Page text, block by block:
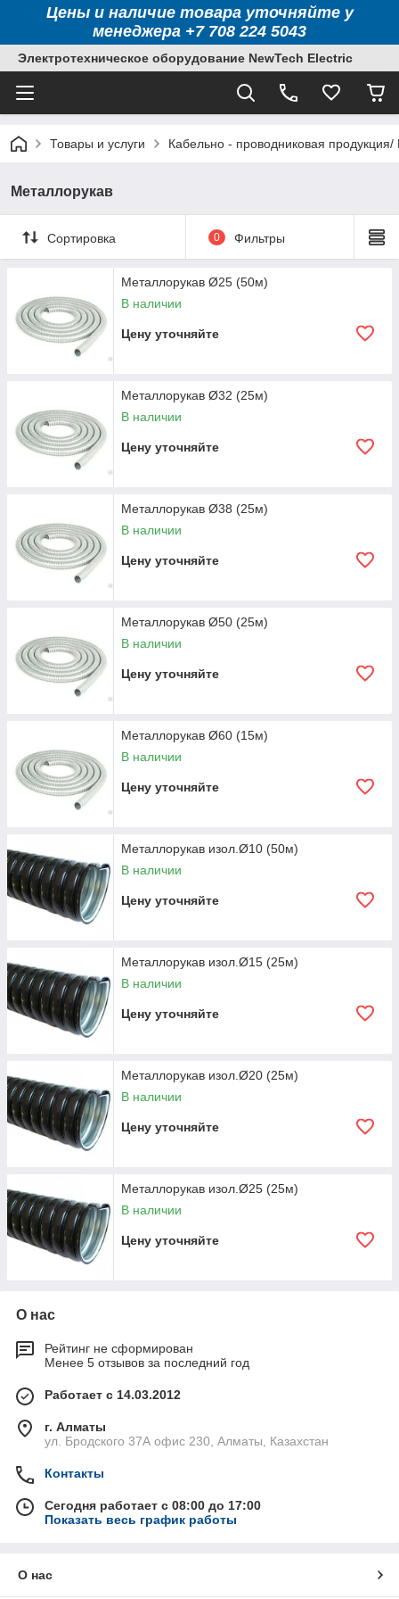
Цены и наличие товара уточняйте у
менеджера +7 708 224 5043
Электротехническое оборудование NewTech Electric
Товары и услуги Кабельно - проводниковая
Металлорукав
Сортировка 0 Фильтры
Металлорукав Ø25 (50м)
В наличии
Цену уточняйте
Металлорукав Ø32 (25м)
В наличии
Цену уточняйте
Металлорукав Ø38 (25м)
В наличии
Цену уточняйте
Металлорукав Ø50 (25м)
В наличии
Цену уточняйте
Металлорукав Ø60 (15м)
В наличии
Цену уточняйте
Металлорукав изол.Ø10 (50м)
В наличии
Цену уточняйте
Металлорукав изол.Ø15 (25м)
В наличии
Цену уточняйте
Металлорукав изол.Ø20 (25м)
В наличии
Цену уточняйте
Металлорукав изол.Ø25 (25м)
В наличии
Цену уточняйте
О нас
Рейтинг не сформирован
Менее 5 отзывов за последний год
Работает с 14.03.2012
г. Алматы
ул. Бродского 37А офис 230, Алматы, Казахстан
Контакты
Сегодня работает с 08:00 до 17:00
Показать весь график работы
О нас